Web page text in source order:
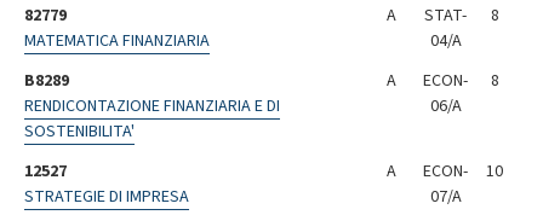
82779
MATEMATICA FINANZIARIA
A
STAT-
04/A
8
B8289
RENDICONTAZIONE FINANZIARIA E DI
SOSTENIBILITA'
A
ECON-
06/A
8
12527
STRATEGIE DI IMPRESA
A
ECON-
07/A
10